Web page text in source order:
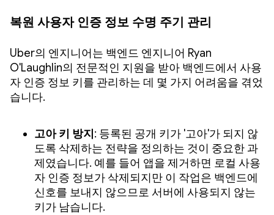
복원 사용자 인증 정보 수명 주기 관리
Uber의 엔지니어는 백엔드 엔지니어 Ryan
O'Laughlin의 전문적인 지원을 받아 백엔드에서 사용
자 인증 정보 키를 관리하는 데 몇 가지 어려움을 겪었
습니다.
고아 키 방지 : 등록된 공개 키가 '고아'가 되지 않
도록 삭제하는 전략을 정의하는 것이 중요한 과
제였습니다. 예를 들어 앱을 제거하면 로컬 사용
자 인증 정보가 삭제되지만 이 작업은 백엔드에
신호를 보내지 않으므로 서버에 사용되지 않는
키가 남습니다.